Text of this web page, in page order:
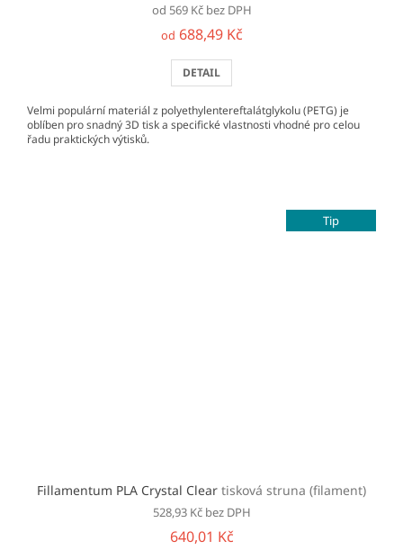
od 569 Kč bez DPH
od 688,49 Kč
DETAIL
Velmi populární materiál z polyethylentereftalátglykolu (PETG) je
oblíben pro snadný 3D tisk a specifické vlastnosti vhodné pro celou
řadu praktických výtisků.
Tip
Fillamentum PLA Crystal Clear tisková struna (filament)
528,93 Kč bez DPH
640,01 Kč